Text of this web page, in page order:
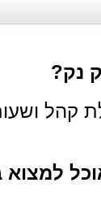
נק?
קהל